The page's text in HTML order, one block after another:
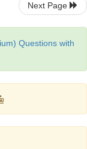
Next Page
Questions with